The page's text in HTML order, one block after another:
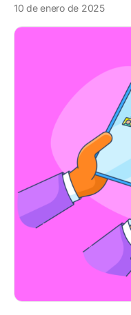
10 de enero de 2025